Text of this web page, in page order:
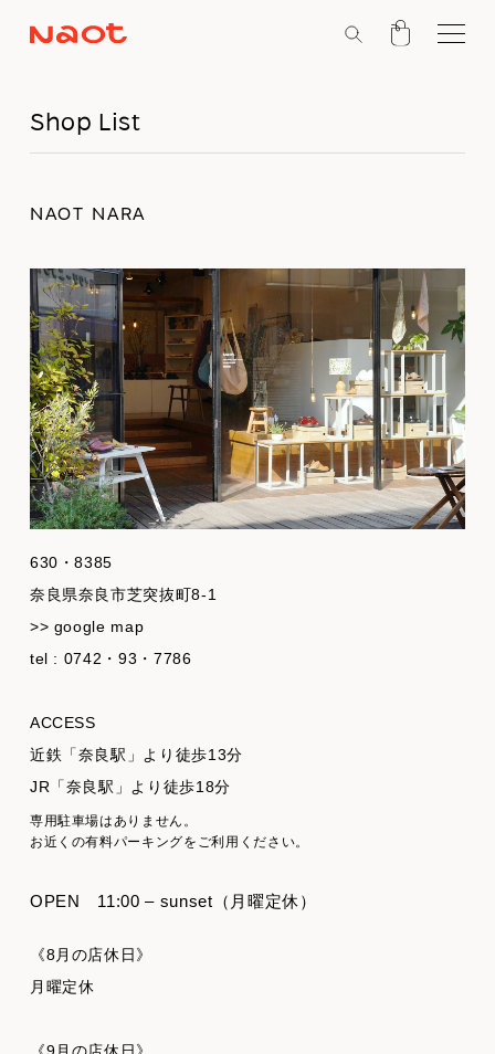
Shop List
NAOT NARA
630・8385
奈良県奈良市芝突抜町8-1
>> google map
tel : 0742・93・7786
ACCESS
近鉄「奈良駅」より徒歩13分
JR「奈良駅」より徒歩18分
専用駐車場はありません。
お近くの有料パーキングをご利用ください。
OPEN 11:00 – sunset（月曜定休）
《8月の店休日》
月曜定休
《9月の店休日》